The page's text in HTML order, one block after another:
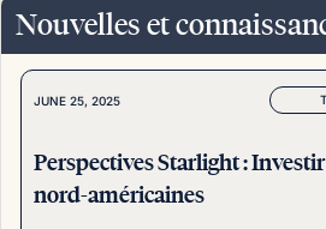
Nouvelles et
JUNE 25, 2025
Perspectives Starlight :
nord-américaines